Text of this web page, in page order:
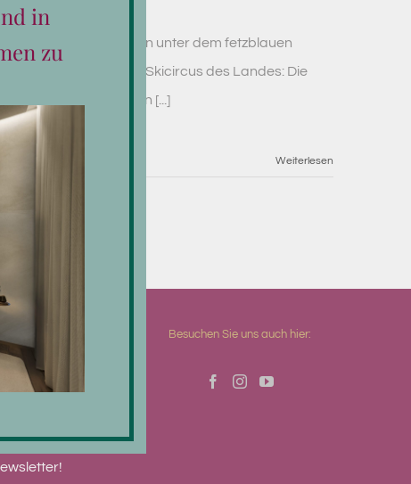
kräftiger Sonnenschein unter dem fetzblauen
Pisten im größten Skicircus des Landes: Die
die Region Saalfelden [...]
Weiterlesen
Besuchen Sie uns auch hier:
in
zu